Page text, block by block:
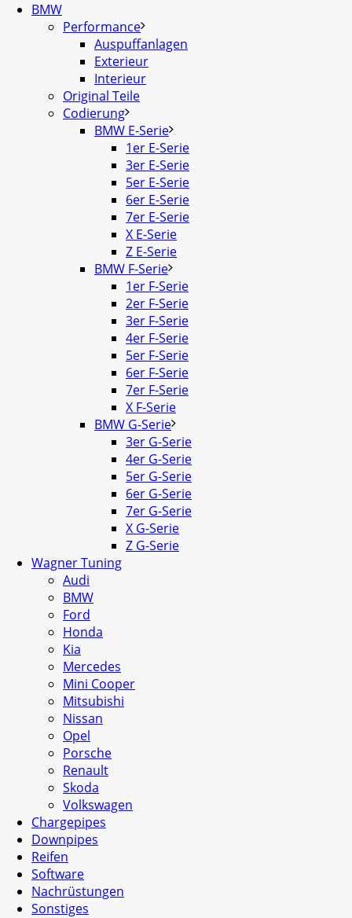
BMW
Performance
Auspuffanlagen
Exterieur
Interieur
Original Teile
Codierung
BMW E-Serie
1er E-Serie
3er E-Serie
5er E-Serie
6er E-Serie
7er E-Serie
X E-Serie
Z E-Serie
BMW F-Serie
1er F-Serie
2er F-Serie
3er F-Serie
4er F-Serie
5er F-Serie
6er F-Serie
7er F-Serie
X F-Serie
BMW G-Serie
3er G-Serie
4er G-Serie
5er G-Serie
6er G-Serie
7er G-Serie
X G-Serie
Z G-Serie
Wagner Tuning
Audi
BMW
Ford
Honda
Kia
Mercedes
Mini Cooper
Mitsubishi
Nissan
Opel
Porsche
Renault
Skoda
Volkswagen
Chargepipes
Downpipes
Reifen
Software
Nachrüstungen
Sonstiges